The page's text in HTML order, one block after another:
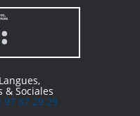
& Sociales
97 87 29 29